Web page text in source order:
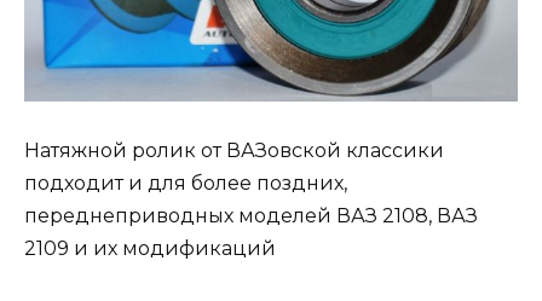
Натяжной ролик от ВАЗовской классики
подходит и для более поздних,
переднеприводных моделей ВАЗ 2108, ВАЗ
2109 и их модификаций